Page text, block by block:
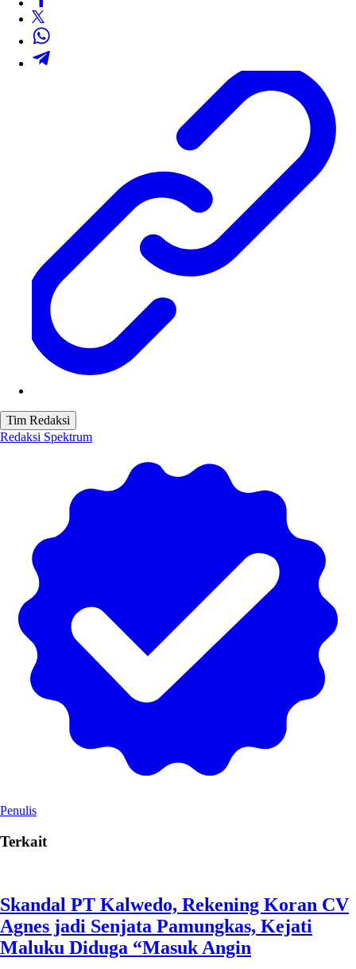
Tim Redaksi
Redaksi Spektrum
Penulis
Terkait
Skandal PT Kalwedo, Rekening Koran CV
Agnes jadi Senjata Pamungkas, Kejati
Maluku Diduga “Masuk Angin